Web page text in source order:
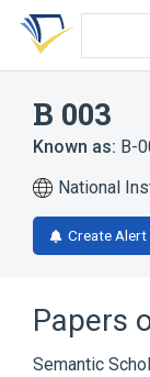
Skip
search
Skip
Skip
account
B 003
Known as: B-
National
Create Alert
Papers
Semantic